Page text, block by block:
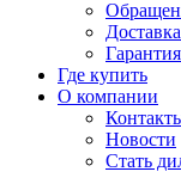
Где купить
О компании
Новости
Стать